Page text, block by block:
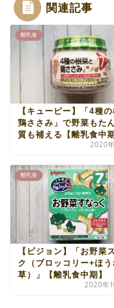
関連記事
離乳食
【キューピー】「4種の
鶏ささみ」で野菜もた
質も補える【離乳食中期
2020
離乳食
【ピジョン】「お野菜
ク（ブロッコリー+ほう
草）」【離乳食中期】
2020年